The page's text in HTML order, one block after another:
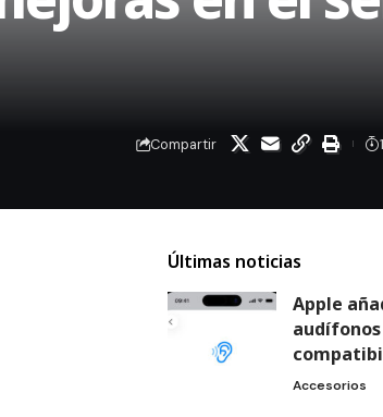
Compartir
Últimas noticias
Apple
Accesorios